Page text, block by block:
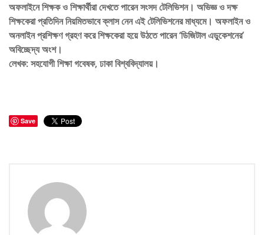
অফলাইনে শিক্ষক ও শিক্ষার্থীরা দেখতে পারেন সংসদ টেলিভিশন। অভিজ্ঞ ও দক্ষ
শিক্ষকেরা প্রতিদিন নিয়মিতভাবে ক্লাস নেন এই টেলিভিশনের মাধ্যমে। অফলাইন ও
অনলাইন প্রশিক্ষণ গ্রহণ করে শিক্ষকেরা হয়ে উঠতে পারেন ‘ডিজিটাল এডুকেশনের’
অবিচ্ছেদ্য অংশ।
লেখক: সহযোগী শিক্ষা গবেষক, ঢাকা বিশ্ববিদ্যালয়।
Save